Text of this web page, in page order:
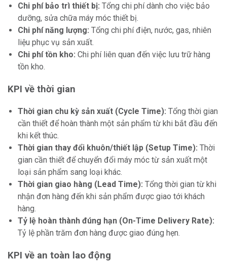
Chi phí bảo trì thiết bị: Tổng chi phí dành cho việc bảo
dưỡng, sửa chữa máy móc thiết bị.
Chi phí năng lượng: Tổng chi phí điện, nước, gas, nhiên
liệu phục vụ sản xuất.
Chi phí tồn kho: Chi phí liên quan đến việc lưu trữ hàng
tồn kho.
KPI về thời gian
Thời gian chu kỳ sản xuất (Cycle Time): Tổng thời gian
cần thiết để hoàn thành một sản phẩm từ khi bắt đầu đến
khi kết thúc.
Thời gian thay đổi khuôn/thiết lập (Setup Time): Thời
gian cần thiết để chuyển đổi máy móc từ sản xuất một
loại sản phẩm sang loại khác.
Thời gian giao hàng (Lead Time): Tổng thời gian từ khi
nhận đơn hàng đến khi sản phẩm được giao tới khách
hàng.
Tỷ lệ hoàn thành đúng hạn (On-Time Delivery Rate):
Tỷ lệ phần trăm đơn hàng được giao đúng hẹn.
KPI về an toàn lao động